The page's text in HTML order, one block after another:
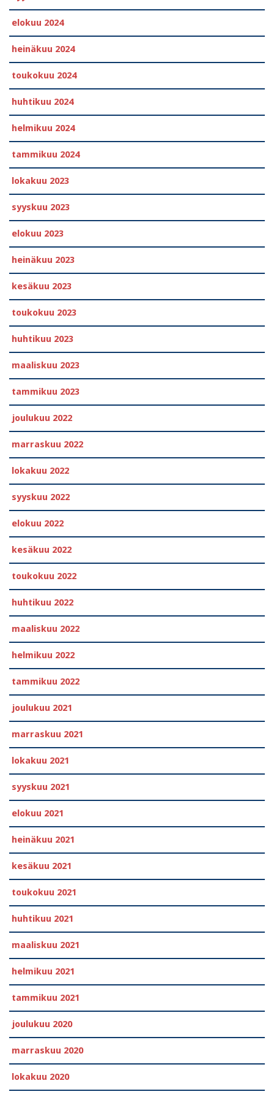
elokuu 2024
heinäkuu 2024
toukokuu 2024
huhtikuu 2024
helmikuu 2024
tammikuu 2024
lokakuu 2023
syyskuu 2023
elokuu 2023
heinäkuu 2023
kesäkuu 2023
toukokuu 2023
huhtikuu 2023
maaliskuu 2023
tammikuu 2023
joulukuu 2022
marraskuu 2022
lokakuu 2022
syyskuu 2022
elokuu 2022
kesäkuu 2022
toukokuu 2022
huhtikuu 2022
maaliskuu 2022
helmikuu 2022
tammikuu 2022
joulukuu 2021
marraskuu 2021
lokakuu 2021
syyskuu 2021
elokuu 2021
heinäkuu 2021
kesäkuu 2021
toukokuu 2021
huhtikuu 2021
maaliskuu 2021
helmikuu 2021
tammikuu 2021
joulukuu 2020
marraskuu 2020
lokakuu 2020